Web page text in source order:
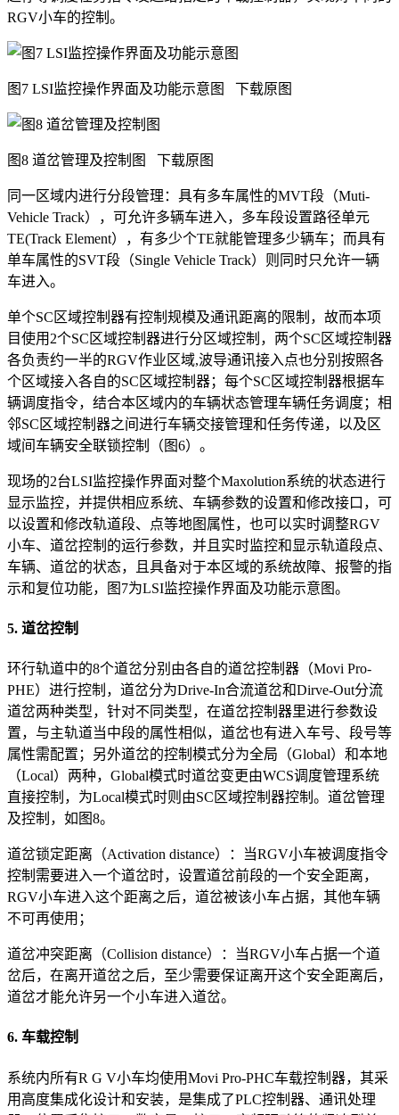
RGV小车的控制。
图7 LSI监控操作界面及功能示意图 下载原图
图8 道岔管理及控制图 下载原图
同一区域内进行分段管理：具有多车属性的MVT段（Muti-
Vehicle Track），可允许多辆车进入，多车段设置路径单元
TE(Track Element），有多少个TE就能管理多少辆车；而具有
单车属性的SVT段（Single Vehicle Track）则同时只允许一辆
车进入。
单个SC区域控制器有控制规模及通讯距离的限制，故而本项
目使用2个SC区域控制器进行分区域控制，两个SC区域控制器
各负责约一半的RGV作业区域,波导通讯接入点也分别按照各
个区域接入各自的SC区域控制器；每个SC区域控制器根据车
辆调度指令，结合本区域内的车辆状态管理车辆任务调度；相
邻SC区域控制器之间进行车辆交接管理和任务传递，以及区
域间车辆安全联锁控制（图6）。
现场的2台LSI监控操作界面对整个Maxolution系统的状态进行
显示监控，并提供相应系统、车辆参数的设置和修改接口，可
以设置和修改轨道段、点等地图属性，也可以实时调整RGV
小车、道岔控制的运行参数，并且实时监控和显示轨道段点、
车辆、道岔的状态，且具备对于本区域的系统故障、报警的指
示和复位功能，图7为LSI监控操作界面及功能示意图。
5. 道岔控制
环行轨道中的8个道岔分别由各自的道岔控制器（Movi Pro-
PHE）进行控制，道岔分为Drive-In合流道岔和Dirve-Out分流
道岔两种类型，针对不同类型，在道岔控制器里进行参数设
置，与主轨道当中段的属性相似，道岔也有进入车号、段号等
属性需配置；另外道岔的控制模式分为全局（Global）和本地
（Local）两种，Global模式时道岔变更由WCS调度管理系统
直接控制，为Local模式时则由SC区域控制器控制。道岔管理
及控制，如图8。
道岔锁定距离（Activation distance）：当RGV小车被调度指令
控制需要进入一个道岔时，设置道岔前段的一个安全距离，
RGV小车进入这个距离之后，道岔被该小车占据，其他车辆
不可再使用；
道岔冲突距离（Collision distance）：当RGV小车占据一个道
岔后，在离开道岔之后，至少需要保证离开这个安全距离后，
道岔才能允许另一个小车进入道岔。
6. 车载控制
系统内所有R G V小车均使用Movi Pro-PHC车载控制器，其采
用高度集成化设计和安装，是集成了PLC控制器、通讯处理